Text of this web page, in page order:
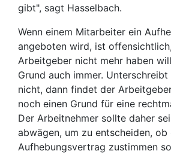
gibt", sagt Hasselbach.
Wenn einem Mitarbeiter ein
angeboten wird, ist
Arbeitgeber nicht mehr haben
Grund auch immer.
nicht, dann findet der
noch einen Grund für eine
Der Arbeitnehmer sollte daher
abwägen, um zu entscheiden, ob
Aufhebungsvertrag zustimmen